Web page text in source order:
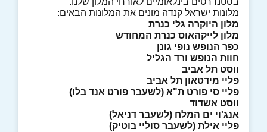
מלונות ישראל קנדה מונים את המלונות הבאים:
מלון היוקרה גלי כנרת
מלון לייקהאוס כנרת המחודש
כפר הנופש נופי גונן
חוות הנופש ורד הגליל
ווסט תל אביב
פליי מידטאון תל אביב
פליי סי פורט ת"א (לשעבר פורט אנד בלו)
ווסט אשדוד
אנג'וי ים המלח (לשעבר דניאל)
פליי אילת (לשעבר סוליי בוטיק)